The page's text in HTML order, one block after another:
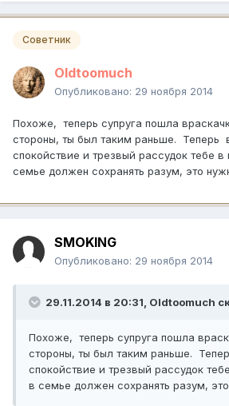
Советник
Oldtoomuch
Опубликовано: 29 ноября 2014
Похоже, теперь супруга пошла
стороны, ты был таким раньше. Теперь
спокойствие и трезвый рассудок тебе
семье должен сохранять разум, это
SMOKING
Опубликовано: 29 ноября 2014
29.11.2014 в 20:31, Oldtoomuch
Похоже, теперь супруга пошла
стороны, ты был таким раньше.
спокойствие и трезвый рассудок
в семье должен сохранять разум,